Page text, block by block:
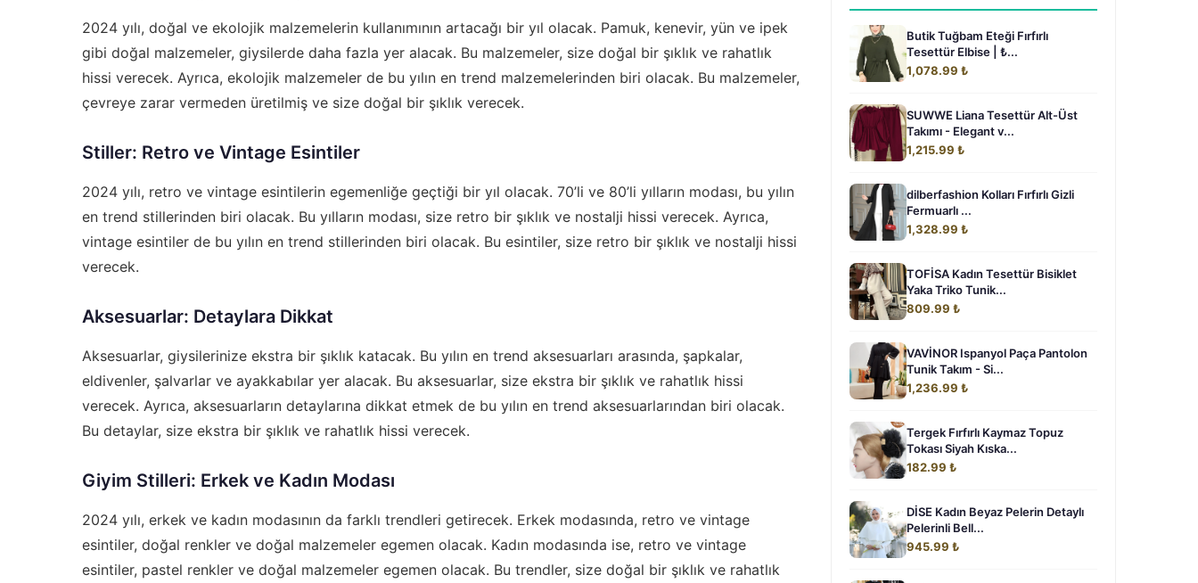
2024 yılı, doğal ve ekolojik malzemelerin kullanımının artacağı bir yıl olacak. Pamuk, kenevir, yün ve ipek
gibi doğal malzemeler, giysilerde daha fazla yer alacak. Bu malzemeler, size doğal bir şıklık ve rahatlık
hissi verecek. Ayrıca, ekolojik malzemeler de bu yılın en trend malzemelerinden biri olacak. Bu malzemeler,
çevreye zarar vermeden üretilmiş ve size doğal bir şıklık verecek.
Stiller: Retro ve Vintage Esintiler
2024 yılı, retro ve vintage esintilerin egemenliğe geçtiği bir yıl olacak. 70’li ve 80’li yılların modası, bu yılın
en trend stillerinden biri olacak. Bu yılların modası, size retro bir şıklık ve nostalji hissi verecek. Ayrıca,
vintage esintiler de bu yılın en trend stillerinden biri olacak. Bu esintiler, size retro bir şıklık ve nostalji hissi
verecek.
Aksesuarlar: Detaylara Dikkat
Aksesuarlar, giysilerinize ekstra bir şıklık katacak. Bu yılın en trend aksesuarları arasında, şapkalar,
eldivenler, şalvarlar ve ayakkabılar yer alacak. Bu aksesuarlar, size ekstra bir şıklık ve rahatlık hissi
verecek. Ayrıca, aksesuarların detaylarına dikkat etmek de bu yılın en trend aksesuarlarından biri olacak.
Bu detaylar, size ekstra bir şıklık ve rahatlık hissi verecek.
Giyim Stilleri: Erkek ve Kadın Modası
2024 yılı, erkek ve kadın modasının da farklı trendleri getirecek. Erkek modasında, retro ve vintage
esintiler, doğal renkler ve doğal malzemeler egemen olacak. Kadın modasında ise, retro ve vintage
esintiler, pastel renkler ve doğal malzemeler egemen olacak. Bu trendler, size doğal bir şıklık ve rahatlık
Butik Tuğbam Eteği Fırfırlı
Tesettür Elbise | ₺...
1,078.99 ₺
SUWWE Liana Tesettür Alt-Üst
Takımı - Elegant v...
1,215.99 ₺
dilberfashion Kolları Fırfırlı Gizli
Fermuarlı ...
1,328.99 ₺
TOFİSA Kadın Tesettür Bisiklet
Yaka Triko Tunik...
809.99 ₺
VAVİNOR Ispanyol Paça Pantolon
Tunik Takım - Si...
1,236.99 ₺
Tergek Fırfırlı Kaymaz Topuz
Tokası Siyah Kıska...
182.99 ₺
DİSE Kadın Beyaz Pelerin Detaylı
Pelerinli Bell...
945.99 ₺